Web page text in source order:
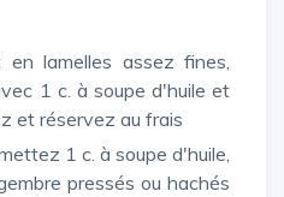
lamelles assez fines,
1 c. à soupe d'huile et
et réservez au frais
1 c. à soupe d'huile,
pressés ou hachés